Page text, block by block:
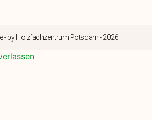
- by Holzfachzentrum Potsdam - 2026